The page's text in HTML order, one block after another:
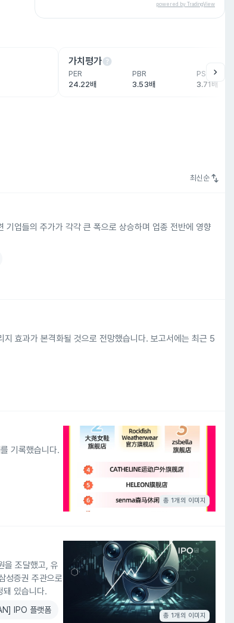
powered by TradingView
가치평가help
PER
24.22배
PBR
3.53배
PSR
3.71배
chevron_right
최신순 swap_vert
업들의 주가가 각각 큰 폭으로 상승하며 업종 전반에 영향
효과가 본격화될 것으로 전망했습니다. 보고서에는 최근 5
기록했습니다.
총 1개의 이미지
을 조달했고, 유
성증권 주관으로
돼 있습니다.
IPO 플랫폼
총 1개의 이미지